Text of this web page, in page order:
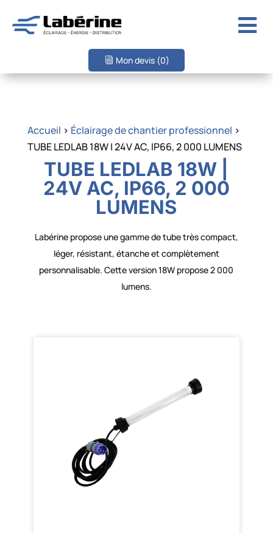

Mon devis (0)
Accueil > Éclairage de chantier professionnel >
TUBE LEDLAB 18W | 24V AC, IP66, 2 000 LUMENS
TUBE LEDLAB 18W |
24V AC, IP66, 2 000
LUMENS
Labérine propose une gamme de tube très compact,
léger, résistant, étanche et complètement
personnalisable. Cette version 18W propose 2 000
lumens.